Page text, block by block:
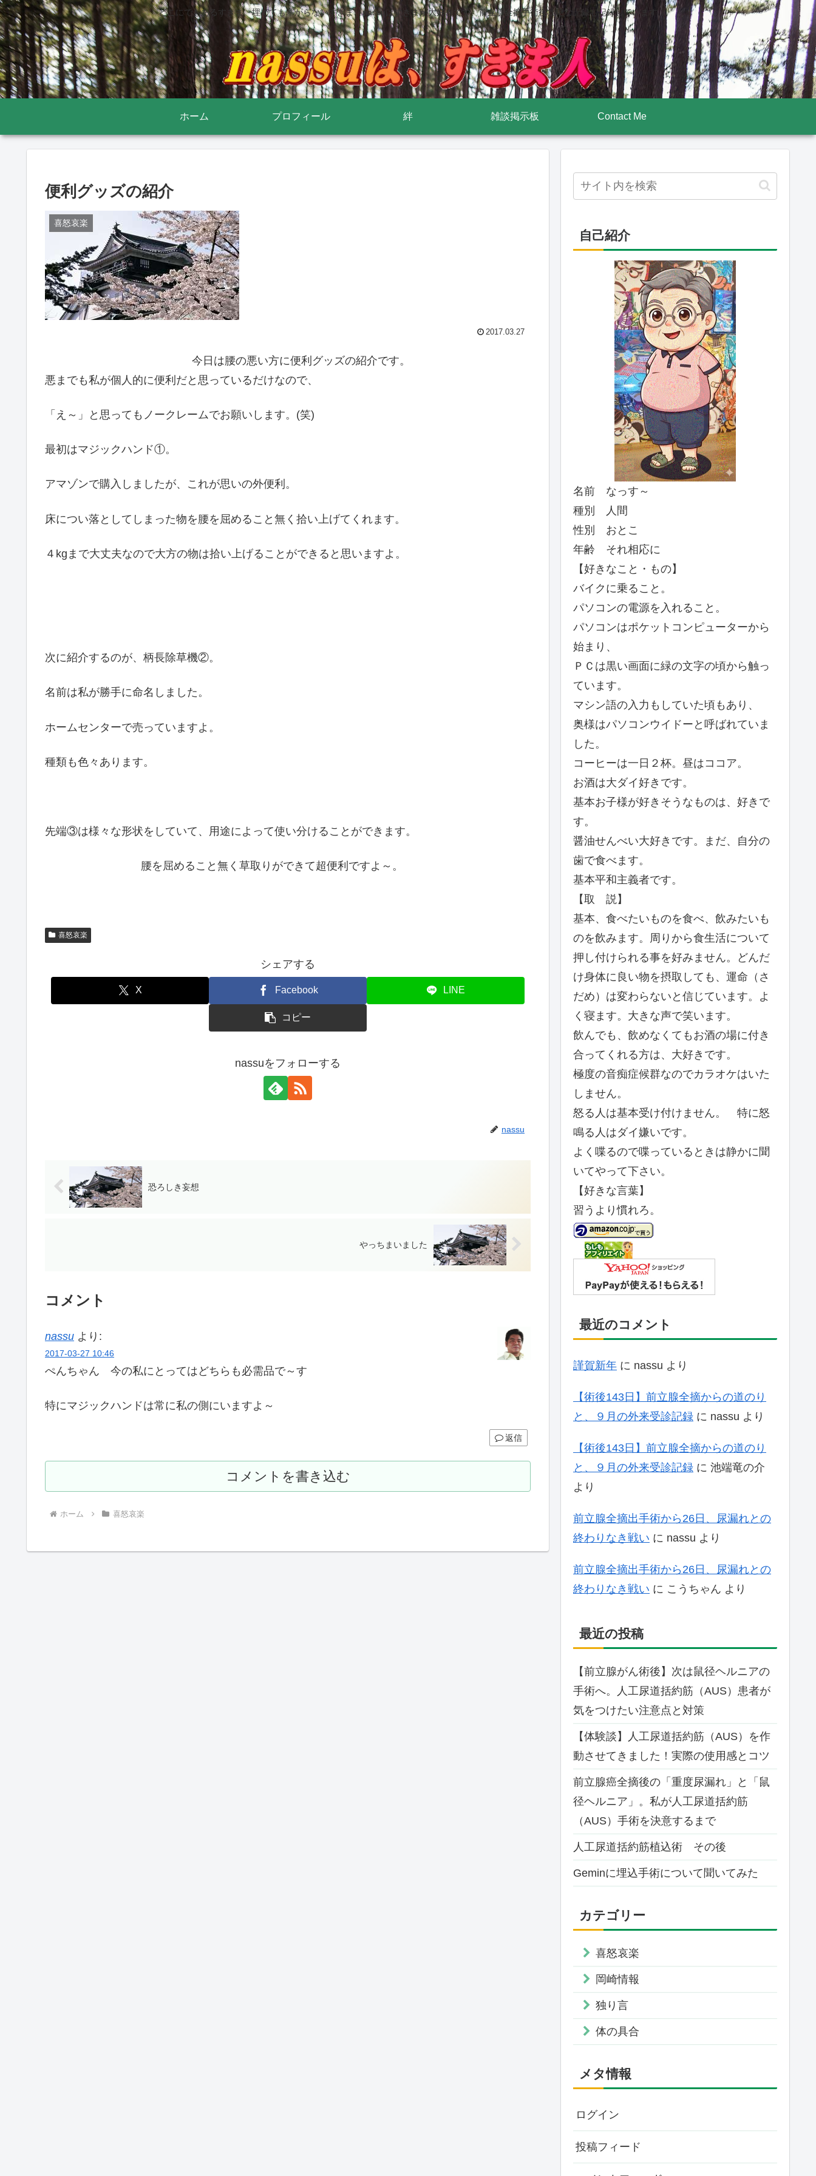
どこにでもあるすきま 埋めても塞がらないすきま nassuはすきまが大好きです 前立腺全摘手術後壮絶な記録も記録しています
ホーム プロフィール 絆 雑談掲示板 Contact Me
便利グッズの紹介
喜怒哀楽
2017.03.27
今日は腰の悪い方に便利グッズの紹介です。
悪までも私が個人的に便利だと思っているだけなので、
「え～」と思ってもノークレームでお願いします。(笑)
最初はマジックハンド①。
アマゾンで購入しましたが、これが思いの外便利。
床につい落としてしまった物を腰を屈めること無く拾い上げてくれます。
４kgまで大丈夫なので大方の物は拾い上げることができると思いますよ。
次に紹介するのが、柄長除草機②。
名前は私が勝手に命名しました。
ホームセンターで売っていますよ。
種類も色々あります。
先端③は様々な形状をしていて、用途によって使い分けることができます。
腰を屈めること無く草取りができて超便利ですよ～。
喜怒哀楽
シェアする
X Facebook LINE
コピー
nassuをフォローする
nassu
恐ろしき妄想
やっちまいました
コメント
nassu より:
2017-03-27 10:46
ぺんちゃん 今の私にとってはどちらも必需品で～す
特にマジックハンドは常に私の側にいますよ～
返信
コメントを書き込む
ホーム 喜怒哀楽
自己紹介
名前 なっす～
種別 人間
性別 おとこ
年齢 それ相応に
【好きなこと・もの】
バイクに乗ること。
パソコンの電源を入れること。
パソコンはポケットコンピューターから
始まり、
ＰＣは黒い画面に緑の文字の頃から触っ
ています。
マシン語の入力もしていた頃もあり、
奥様はパソコンウイドーと呼ばれていま
した。
コーヒーは一日２杯。昼はココア。
お酒は大ダイ好きです。
基本お子様が好きそうなものは、好きで
す。
醤油せんべい大好きです。まだ、自分の
歯で食べます。
基本平和主義者です。
【取 説】
基本、食べたいものを食べ、飲みたいも
のを飲みます。周りから食生活について
押し付けられる事を好みません。どんだ
け身体に良い物を摂取しても、運命（さ
だめ）は変わらないと信じています。よ
く寝ます。大きな声で笑います。
飲んでも、飲めなくてもお酒の場に付き
合ってくれる方は、大好きです。
極度の音痴症候群なのでカラオケはいた
しません。
怒る人は基本受け付けません。 特に怒
鳴る人はダイ嫌いです。
よく喋るので喋っているときは静かに聞
いてやって下さい。
【好きな言葉】
習うより慣れろ。
最近のコメント
謹賀新年 に nassu より
【術後143日】前立腺全摘からの道のり
と、９月の外来受診記録 に nassu より
【術後143日】前立腺全摘からの道のり
と、９月の外来受診記録 に 池端竜の介
より
前立腺全摘出手術から26日、尿漏れとの
終わりなき戦い に nassu より
前立腺全摘出手術から26日、尿漏れとの
終わりなき戦い に こうちゃん より
最近の投稿
【前立腺がん術後】次は鼠径ヘルニアの
手術へ。人工尿道括約筋（AUS）患者が
気をつけたい注意点と対策
【体験談】人工尿道括約筋（AUS）を作
動させてきました！実際の使用感とコツ
前立腺癌全摘後の「重度尿漏れ」と「鼠
径ヘルニア」。私が人工尿道括約筋
（AUS）手術を決意するまで
人工尿道括約筋植込術 その後
Geminに埋込手術について聞いてみた
カテゴリー
喜怒哀楽
岡崎情報
独り言
体の具合
メタ情報
ログイン
投稿フィード